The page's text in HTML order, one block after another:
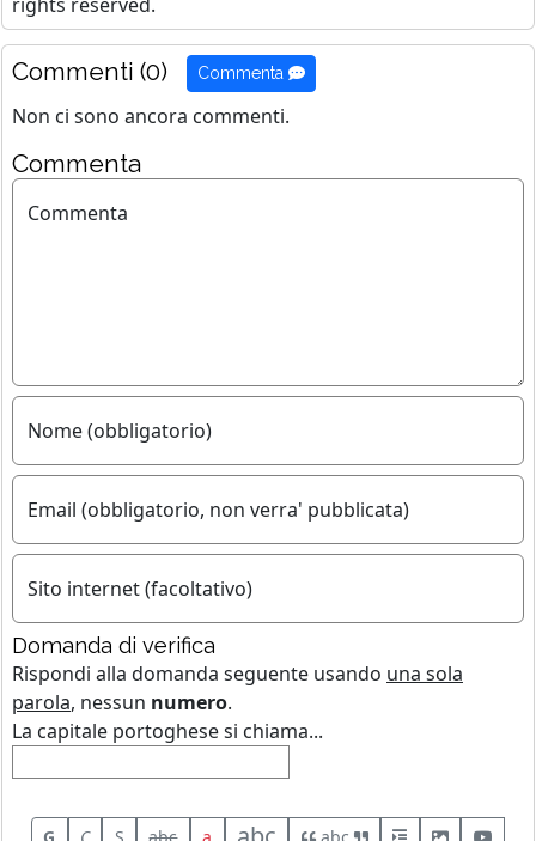
Commenti (0) Commenta
Non ci sono ancora commenti.
Commenta
Commenta
Nome (obbligatorio)
Email (obbligatorio, non verra' pubblicata)
Sito internet (facoltativo)
Domanda di verifica
Rispondi alla domanda seguente usando una sola
parola, nessun numero.
La capitale portoghese si chiama...